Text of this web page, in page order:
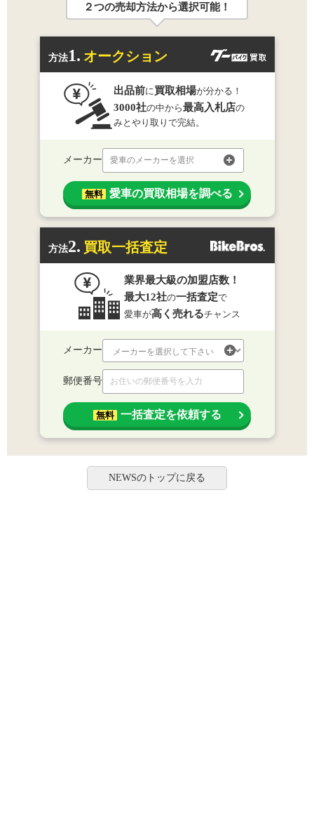
２つの売却方法から選択可能！
方法1. オークション
出品前に 買取相場が分かる！
3000社の中から最高入札店の
みとやり取りで完結。
メーカー 愛車のメーカーを選択
無料 愛車の買取相場を調べる
方法2. 買取一括査定
業界最大級の加盟店数！
最大12社の一括査定で
愛車が高く売れるチャンス
メーカー
郵便番号
無料 一括査定を依頼する
NEWSのトップに戻る